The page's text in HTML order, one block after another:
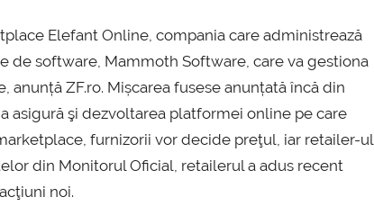
Elefant Online, compania care adminis­trează
de software, Mammoth Software, care va gestiona
ZF.ro. Mișcarea fusese anunțată încă din
asigură şi dezvoltarea platformei online pe care
furnizorii vor decide preţul, iar retailer-ul
din Monitorul Oficial, retailerul a adus recent
noi.